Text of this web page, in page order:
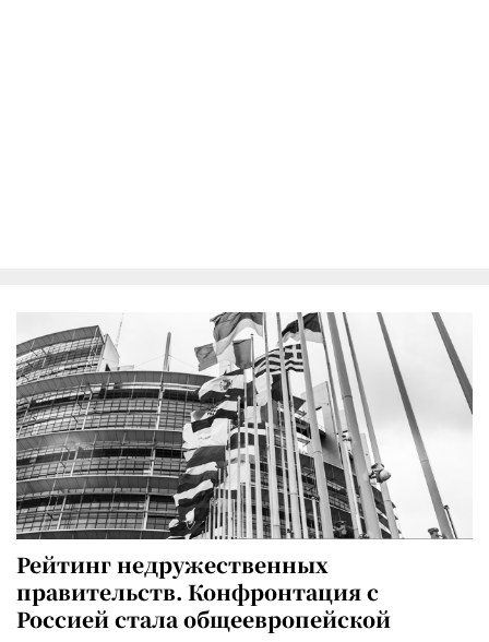
Рейтинг недружественных
правительств. Конфронтация с
Россией стала общеевропейской